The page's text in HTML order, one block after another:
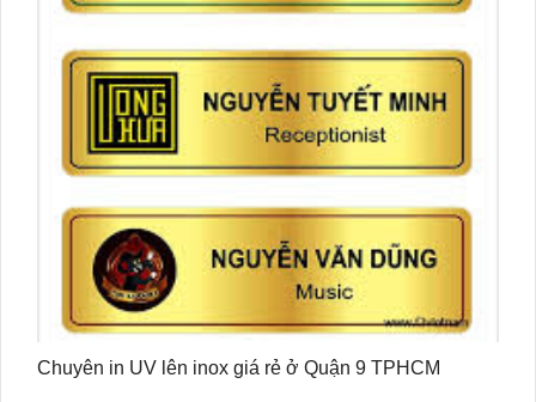
Chuyên in UV lên inox giá rẻ ở Quận 9 TPHCM